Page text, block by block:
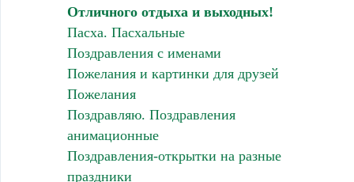
Отличного отдыха и выходных!
Пасха. Пасхальные
Поздравления с именами
Пожелания и картинки для друзей
Пожелания
Поздравляю. Поздравления
анимационные
Поздравления-открытки на разные
праздники